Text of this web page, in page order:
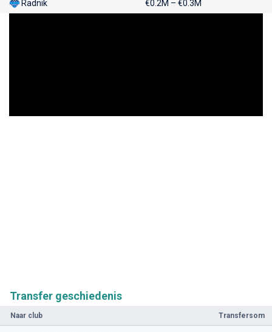
Transfer geschiedenis
Naar club Transfersom
Radnik
€0.2M – €0.3M